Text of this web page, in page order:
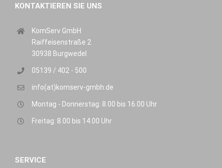
KONTAKTIEREN SIE UNS
KomServ GmbH
Raiffeisenstraße 2
30938 Burgwedel
05139 / 402 - 500
info(at)komserv-gmbh.de
Montag - Donnerstag: 8.00 bis 16.00 Uhr
Freitag: 8.00 bis 14.00 Uhr
SERVICE